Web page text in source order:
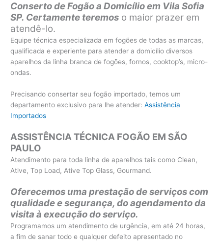
Conserto de Fogão a Domicílio em Vila Sofia
SP. Certamente teremos o maior prazer em
atendê-lo.
Equipe técnica especializada em fogões de todas as marcas,
qualificada e experiente para atender a domicílio diversos
aparelhos da linha branca de fogões, fornos, cooktop’s, micro-
ondas.
Precisando consertar seu fogão importado, temos um
departamento exclusivo para lhe atender:Assistência
Importados
ASSISTÊNCIA TÉCNICA FOGÃO EM SÃO
PAULO
Atendimento para toda linha de aparelhos tais como Clean,
Ative, Top Load, Ative Top Glass, Gourmand.
Oferecemos uma prestação de serviços com
qualidade e segurança, do agendamento da
visita à execução do serviço.
Programamos um atendimento de urgência, em até 24 horas,
a fim de sanar todo e qualquer defeito apresentado no